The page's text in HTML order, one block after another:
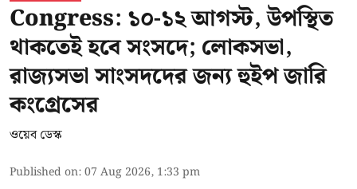
Congress: ১০-১২ আগস্ট, উপস্থিত
থাকতেই হবে সংসদে; লোকসভা,
রাজ্যসভা সাংসদদের জন্য হুইপ জারি
কংগ্রেসের
ওয়েব ডেস্ক
Published on:07 Aug 2026, 1:33 pm